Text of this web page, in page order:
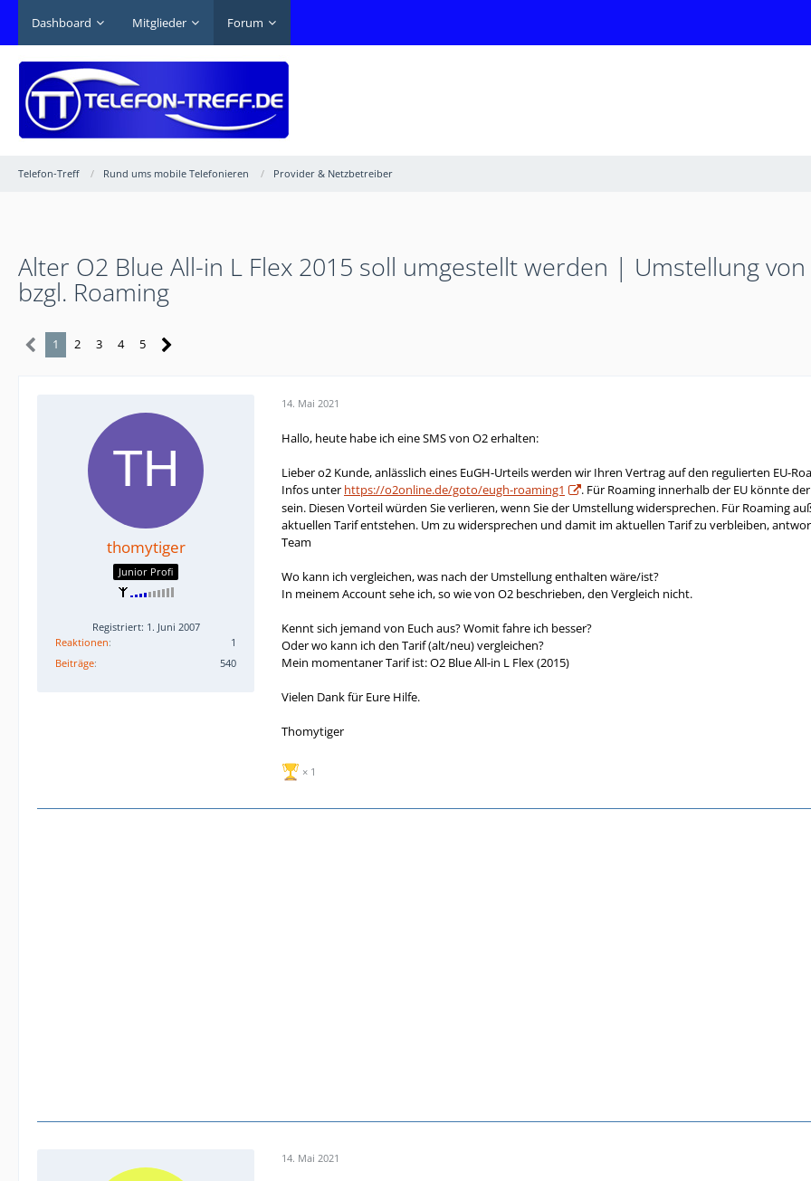
Dashboard Mitglieder Forum
Telefon-Treff Rund ums mobile Telefonieren Provider & Netzbetreiber
Alter O2 Blue All-in L Flex 2015 soll umgestellt werden | Umstellung
bzgl. Roaming
1 2 3 4 5
thomytiger
Junior Profi
Registriert: 1. Juni 2007
Reaktionen
1
Beiträge
540
14. Mai 2021
Hallo, heute habe ich eine SMS von O2 erhalten:
Lieber o2 Kunde, anlässlich eines EuGH-Urteils werden wir Ihren Vertrag auf den regulierten EU-
Infos unter https://o2online.de/goto/eugh-roaming1
. Für Roaming innerhalb der EU könnte
sein. Diesen Vorteil würden Sie verlieren, wenn Sie der Umstellung widersprechen. Für Roaming
aktuellen Tarif entstehen. Um zu widersprechen und damit im aktuellen Tarif zu verbleiben,
Team
Wo kann ich vergleichen, was nach der Umstellung enthalten wäre/ist?
In meinem Account sehe ich, so wie von O2 beschrieben, den Vergleich nicht.
Kennt sich jemand von Euch aus? Womit fahre ich besser?
Oder wo kann ich den Tarif (alt/neu) vergleichen?
Mein momentaner Tarif ist: O2 Blue All-in L Flex (2015)
Vielen Dank für Eure Hilfe.
Thomytiger
1
14. Mai 2021